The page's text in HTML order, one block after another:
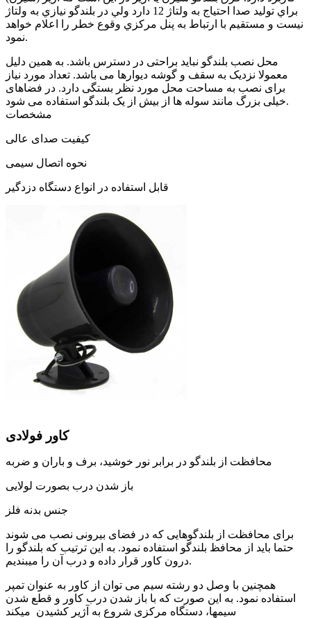
براي توليد صدا احتياج به ولتاژ 12 دارد ولي در بلندگو نيازي به ولتاژ
نيست و مستقيم با ارتباط به پنل مركزي وقوع خطر را اعلام خواهد
نمود.
محل نصب بلندگو نباید براحتی در دسترس باشد. به همین دلیل
معمولا نزدیک به سقف و گوشه دیوارها می باشد. تعداد مورد نیاز
برای نصب به مساحت محل مورد نظر بستگی دارد. در فضاهای
خیلی بزرگ مانند سوله ها از بیش از یک بلندگو استفاده می شود.
مشخصات
کیفیت صدای عالی
نحوه اتصال سیمی
قابل استفاده در انواع دستگاه دزدگیر
کاور فولادی
محافظت از بلندگو در برابر نور خوشید، برف و باران و ضربه
باز شدن درب بصورت لولایی
جنس بدنه فلز
برای محافظت از بلندگوهایی که در فضای بیرونی نصب می شوند
حتما باید از محافظ بلندگو استفاده نمود. به این ترتیب که بلندگو را
درون کاور قرار داده و درب آن را میبندیم.
همچنین با وصل دو رشته سیم می توان از کاور به عنوان تمپر
استفاده نمود. به این صورت که با باز شدن درب کاور و قطع شدن
سیمها، دستگاه مرکزی شروع به آژیر کشیدن میکند